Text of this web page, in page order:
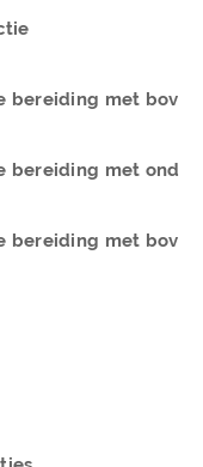
bereiding met
bereiding met
bereiding met